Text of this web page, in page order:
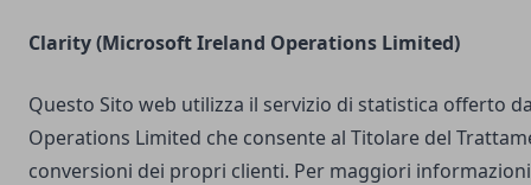
Clarity (Microsoft Ireland Operations Limited)
Questo Sito web utilizza il servizio di statistica offerto
Operations Limited che consente al Titolare del
conversioni dei propri clienti. Per maggiori